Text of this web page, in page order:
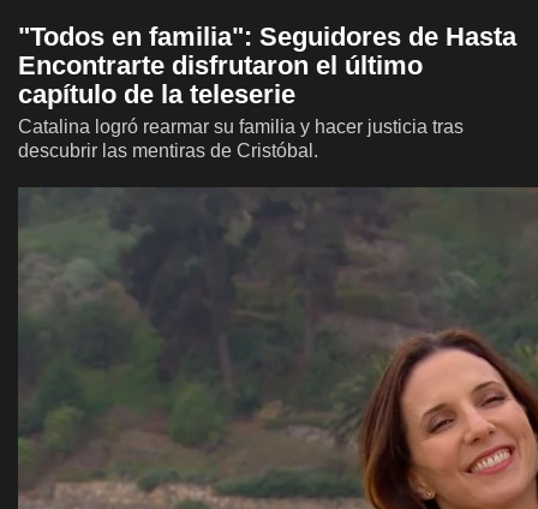
"Todos en familia": Seguidores de Hasta
Encontrarte disfrutaron el último
capítulo de la teleserie
Catalina logró rearmar su familia y hacer justicia tras
descubrir las mentiras de Cristóbal.